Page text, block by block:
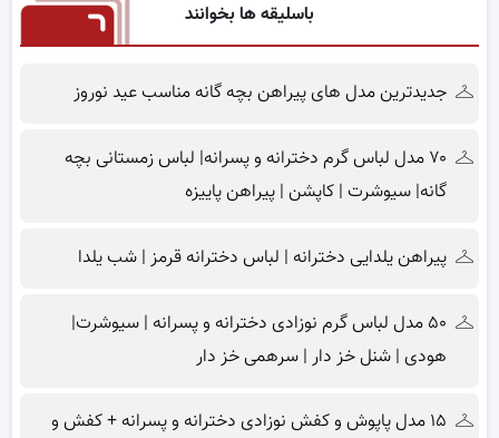
باسلیقه ها بخوانند
جدیدترین مدل های پیراهن بچه گانه مناسب عید نوروز
۷۰ مدل لباس گرم دخترانه و پسرانه| لباس زمستانی بچه
گانه| سیوشرت | کاپشن | پیراهن پاییزه
پیراهن یلدایی دخترانه | لباس دخترانه قرمز | شب یلدا
۵۰ مدل لباس گرم نوزادی دخترانه و پسرانه | سیوشرت|
هودی | شنل خز دار | سرهمی خز دار
۱۵ مدل پاپوش و کفش نوزادی دخترانه و پسرانه + کفش و